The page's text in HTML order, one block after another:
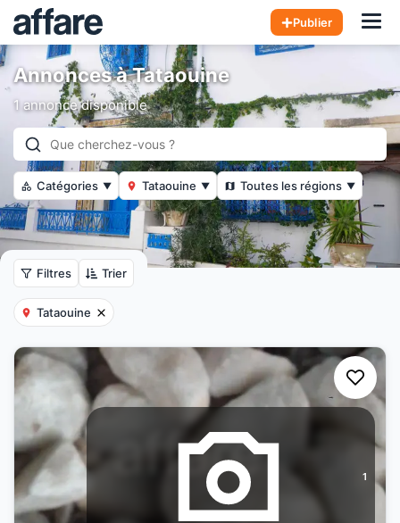
Publier
Annonces à Tataouine
1 annonce disponible
Catégories ▼ Tataouine ▼ Toutes les régions ▼
Filtres Trier
Tataouine
1